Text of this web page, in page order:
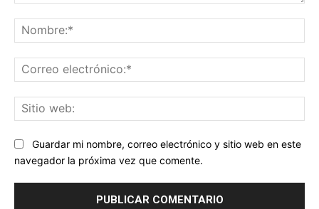
Guardar mi nombre, correo electrónico y sitio web en este
navegador la próxima vez que comente.